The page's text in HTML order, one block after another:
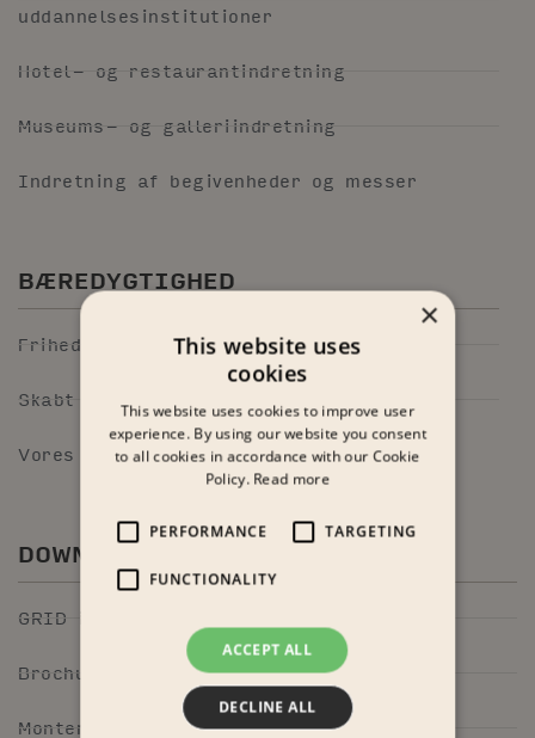
uddannelsesinstitutioner
Hotel- og restaurantindretning
Museums- og galleriindretning
Indretning af begivenheder og messer
BÆREDYGTIGHED
Frihed til at gentænke dit rum
Skabt til ombygning
Vores arbejde med bæredygtighed
DOWNLOADS
GRID i pCon.planner
Brochurer
Monteringsvejledning
×
This website uses
cookies
This website uses cookies to improve user
experience. By using our website you consent
to all cookies in accordance with our Cookie
Policy. Read more
PERFORMANCE TARGETING
FUNCTIONALITY
ACCEPT ALL
DECLINE ALL